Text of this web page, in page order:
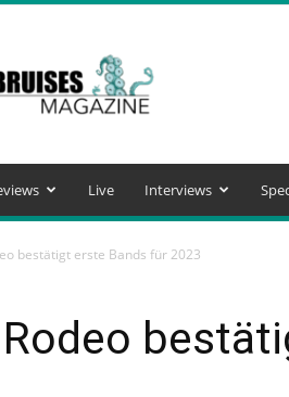
Your
Bruises
Magazine
Live Interviews
bestätigt erste Bands für 2023